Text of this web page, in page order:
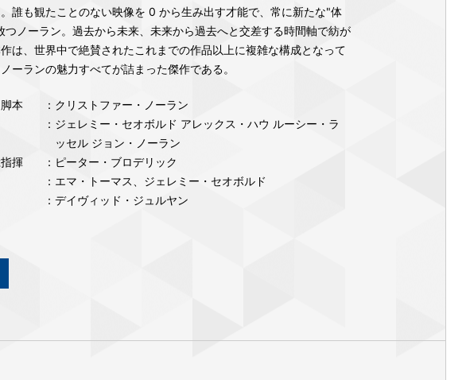
誰も観たことのない映像を 0 から生み出す才能で、常に新たな"体
つノーラン。過去から未来、未来から過去へと交差する時間軸で紡が
は、世界中で絶賛されたこれまでの作品以上に複雑な構成となって
ーランの魅力すべてが詰まった傑作である。
本
：クリストファー・ノーラン
：ジェレミー・セオボルド アレックス・ハウ ルーシー・ラ
ッセル ジョン・ノーラン
揮
：ピーター・ブロデリック
：エマ・トーマス、ジェレミー・セオボルド
：デイヴィッド・ジュルヤン